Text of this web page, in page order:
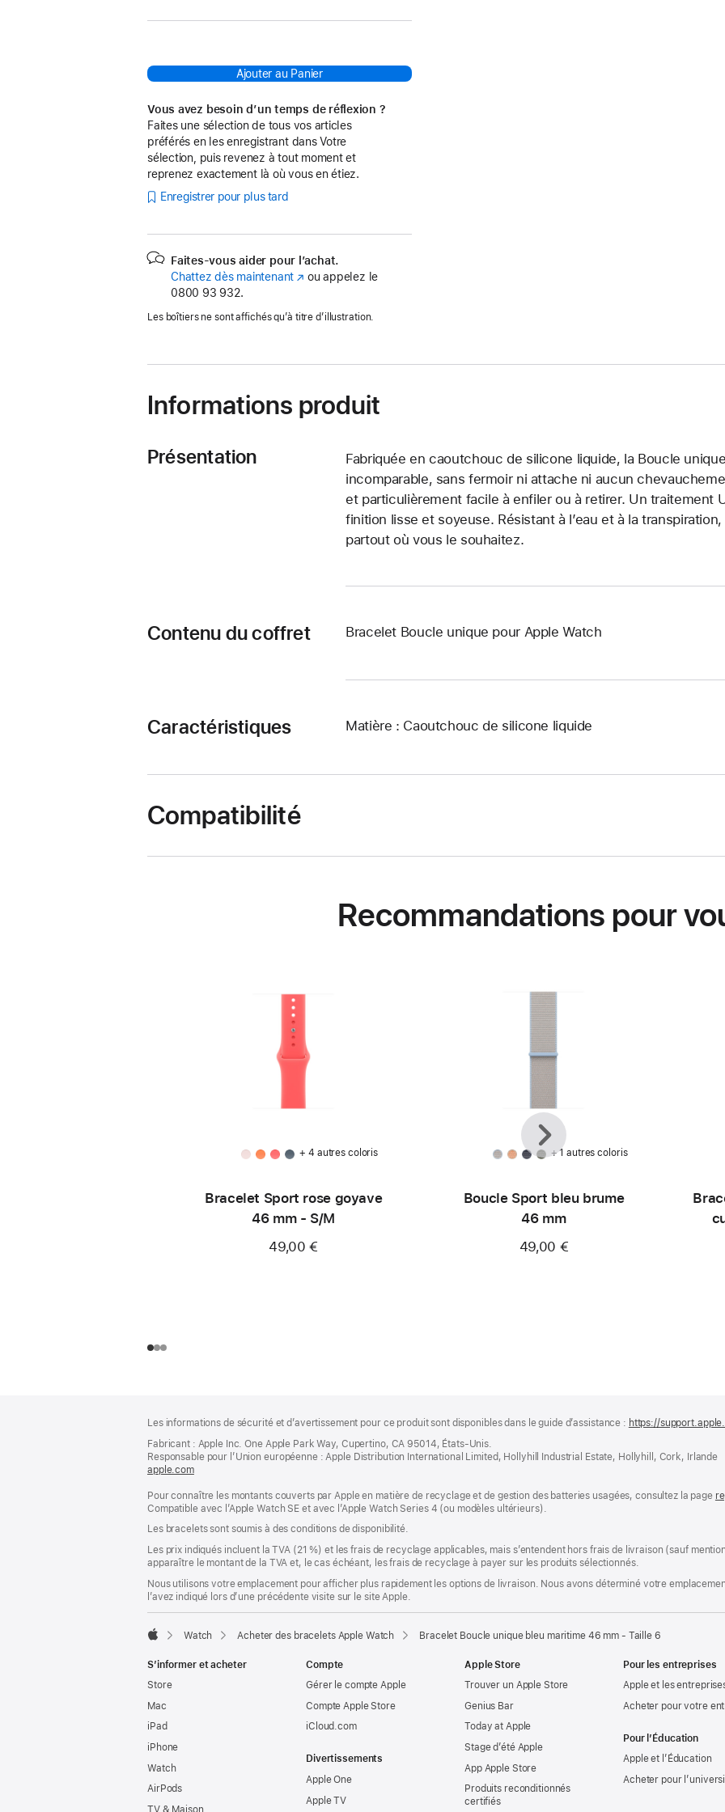
Ajouter au Panier
Vous avez besoin d’un temps de réflexion ?
Faites une sélection de tous vos articles
préférés en les enregistrant dans Votre
sélection, puis revenez à tout moment et
reprenez exactement là où vous en étiez.
Enregistrer pour plus tard
Faites-vous aider pour l’achat.
Chattez dès maintenant (s’ouvre
nouvelle
ou appelez le
0800 93 932.
Les boîtiers ne sont affichés qu’à titre d’illustration.
Informations produit
Présentation
Fabriquée en caoutchouc de silicone liquide, la Boucle
incomparable, sans fermoir ni attache ni aucun
et particulièrement facile à enfiler ou à retirer. Un traitement
finition lisse et soyeuse. Résistant à l’eau et à la
partout où vous le souhaitez.
Contenu du coffret Bracelet Boucle unique pour Apple Watch
Caractéristiques Matière : Caoutchouc de silicone liquide
Compatibilité
Recommandations pour
+ 4 autres coloris
Bracelet Sport rose goyave
46 mm - S/M
49,00 €
+ 1 autres coloris
Boucle Sport bleu brume
46 mm
49,00 €
Précédent
Suivant
de
page
de
bas
de
page
Les informations de sécurité et d’avertissement pour ce produit sont disponibles dans le guide d’assistance : https://
Fabricant : Apple Inc. One Apple Park Way, Cupertino, CA 95014, États-Unis.
Responsable pour l’Union européenne : Apple Distribution International Limited, Hollyhill Industrial Estate, Hollyhill, Cork, Irlande
apple.com(s’ouvre
une
nouvelle
Pour connaître les montants couverts par Apple en matière de recyclage et de gestion des batteries usagées, consultez la page
Compatible avec l’Apple Watch SE et avec l’Apple Watch Series 4 (ou modèles ultérieurs).
Les bracelets sont soumis à des conditions de disponibilité.
Les prix indiqués incluent la TVA (21 %) et les frais de recyclage applicables, mais s’entendent hors frais de livraison (sauf
apparaître le montant de la TVA et, le cas échéant, les frais de recyclage à payer sur les produits sélectionnés.
Nous utilisons votre emplacement pour afficher plus rapidement les options de livraison. Nous avons déterminé votre
l’avez indiqué lors d’une précédente visite sur le site Apple.
Watch Acheter des bracelets Apple Watch Bracelet Boucle unique bleu maritime 46 mm - Taille 6
S’informer et acheter
Store
Mac
iPad
iPhone
Watch
AirPods
TV & Maison
Compte
Gérer le compte Apple
Compte Apple Store
iCloud.com
Divertissements
Apple One
Apple TV
Apple Store
Trouver un Apple Store
Genius Bar
Today at Apple
Stage d’été Apple
App Apple Store
Produits reconditionnés
certifiés
Pour les entreprises
Apple et les
Acheter pour votre
Pour l’Éducation
Apple et l’Éducation
Acheter pour